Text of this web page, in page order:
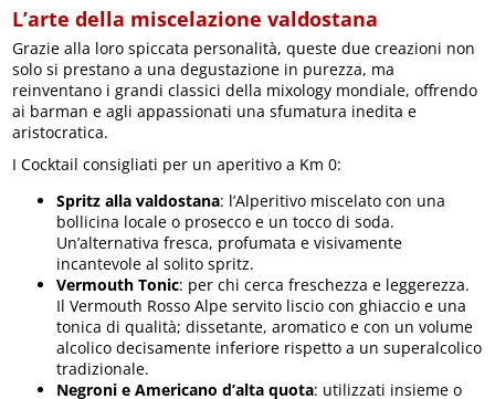
L’arte della miscelazione valdostana
Grazie alla loro spiccata personalità, queste due creazioni non
solo si prestano a una degustazione in purezza, ma
reinventano i grandi classici della mixology mondiale, offrendo
ai barman e agli appassionati una sfumatura inedita e
aristocratica.
I Cocktail consigliati per un aperitivo a Km 0:
Spritz alla valdostana: l’Alperitivo miscelato con una
bollicina locale o prosecco e un tocco di soda.
Un’alternativa fresca, profumata e visivamente
incantevole al solito spritz.
Vermouth Tonic: per chi cerca freschezza e leggerezza.
Il Vermouth Rosso Alpe servito liscio con ghiaccio e una
tonica di qualità; dissetante, aromatico e con un volume
alcolico decisamente inferiore rispetto a un superalcolico
tradizionale.
Negroni e Americano d’alta quota: utilizzati insieme o